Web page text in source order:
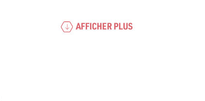
AFFICHER PLUS